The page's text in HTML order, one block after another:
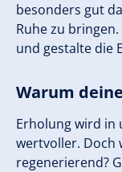
besonders gut
Ruhe zu
und gestalte die
Warum
Erholung wird in
wertvoller. Doch
regenerierend?